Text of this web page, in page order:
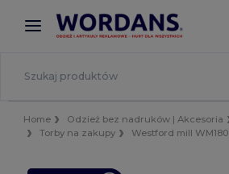
× Aplikacja Wordans
Lepsze ceny w aplikacji!
Home Odzież bez nadruków | Akcesoria
Torby na zakupy
Westford mill WM180